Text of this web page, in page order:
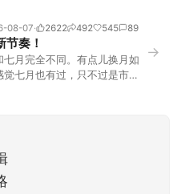
08-07 2622 492 545 89
节奏！
七月完全不同。有点儿换月如
七月也有过，只不过是市场
风。指数涨了百点，交易额
→